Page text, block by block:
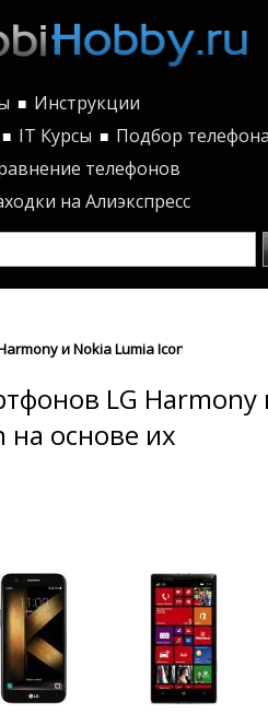
■ Инструкции
■ IT Курсы ■ Подбор
телефонов
на Алиэкспресс
и Nokia Lumia Icon по
LG Harmony
на основе их